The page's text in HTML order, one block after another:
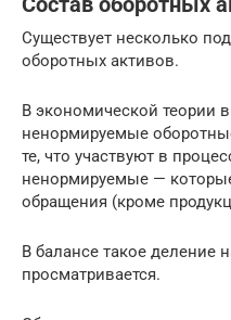
Существует несколько
оборотных активов.
В экономической теории
ненормируемые
те, что участвуют в
ненормируемые —
обращения (кроме
В балансе такое
просматривается.